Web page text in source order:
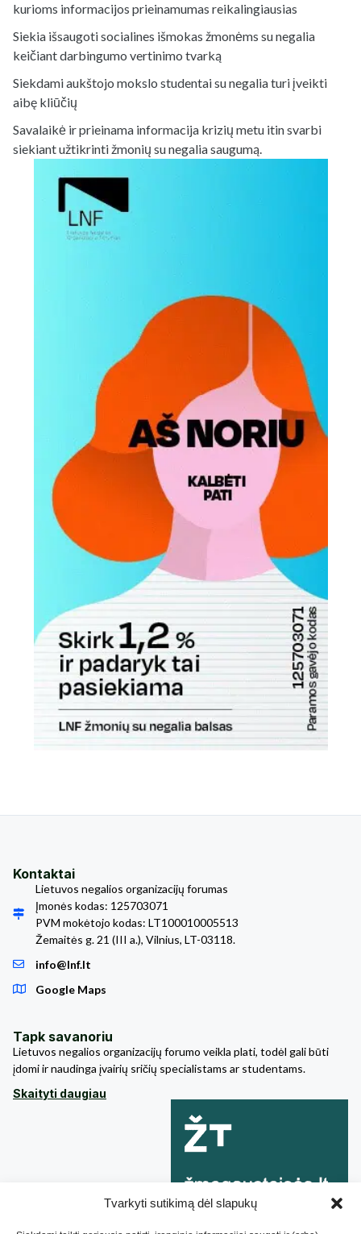
Tvarkyti sutikimą dėl slapukų
kurioms informacijos prieinamumas reikalingiausias
Siekia išsaugoti socialines išmokas žmonėms su negalia
keičiant darbingumo vertinimo tvarką
Siekdami aukštojo mokslo studentai su negalia turi įveikti
aibę kliūčių
Savalaikė ir prieinama informacija krizių metu itin svarbi
siekiant užtikrinti žmonių su negalia saugumą.
Kontaktai
Lietuvos negalios organizacijų forumas
Įmonės kodas: 125703071
PVM mokėtojo kodas: LT100010005513
Žemaitės g. 21 (III a.), Vilnius, LT-03118.
info@lnf.lt
Google Maps
Tapk savanoriu
Lietuvos negalios organizacijų forumo veikla plati, todėl gali būti
įdomi ir naudinga įvairių sričių specialistams ar studentams.
Skaityti daugiau